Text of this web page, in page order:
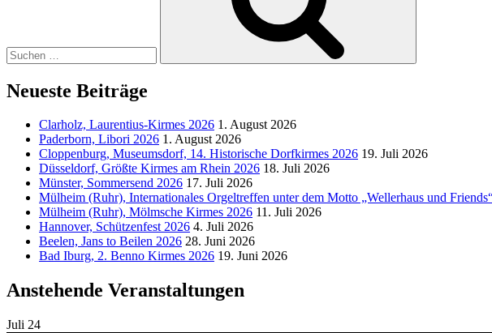
Neueste Beiträge
Clarholz, Laurentius-Kirmes 2026 1. August 2026
Paderborn, Libori 2026 1. August 2026
Cloppenburg, Museumsdorf, 14. Historische Dorfkirmes 2026 19. Juli 2026
Düsseldorf, Größte Kirmes am Rhein 2026 18. Juli 2026
Münster, Sommersend 2026 17. Juli 2026
Mülheim (Ruhr), Internationales Orgeltreffen unter dem Motto „Wellerhaus und
Mülheim (Ruhr), Mölmsche Kirmes 2026 11. Juli 2026
Hannover, Schützenfest 2026 4. Juli 2026
Beelen, Jans to Beilen 2026 28. Juni 2026
Bad Iburg, 2. Benno Kirmes 2026 19. Juni 2026
Anstehende Veranstaltungen
Juli 24